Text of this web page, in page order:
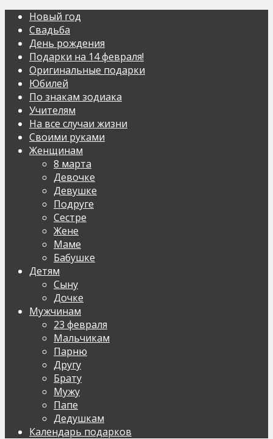
Новый год
Свадьба
День рождения
Подарки на 14 февраля!
Оригинальные подарки
Юбилей
По знакам зодиака
Учителям
На все случаи жизни
Своими руками
Женщинам
8 марта
Девочке
Девушке
Подруге
Сестре
Жене
Маме
Бабушке
Детям
Сыну
Дочке
Мужчинам
23 февраля
Мальчикам
Парню
Другу
Брату
Мужу
Папе
Дедушкам
Календарь подарков